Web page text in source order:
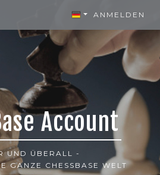
ANMELDEN
Account
UND ÜBERALL -
GANZE CHESSBASE WELT